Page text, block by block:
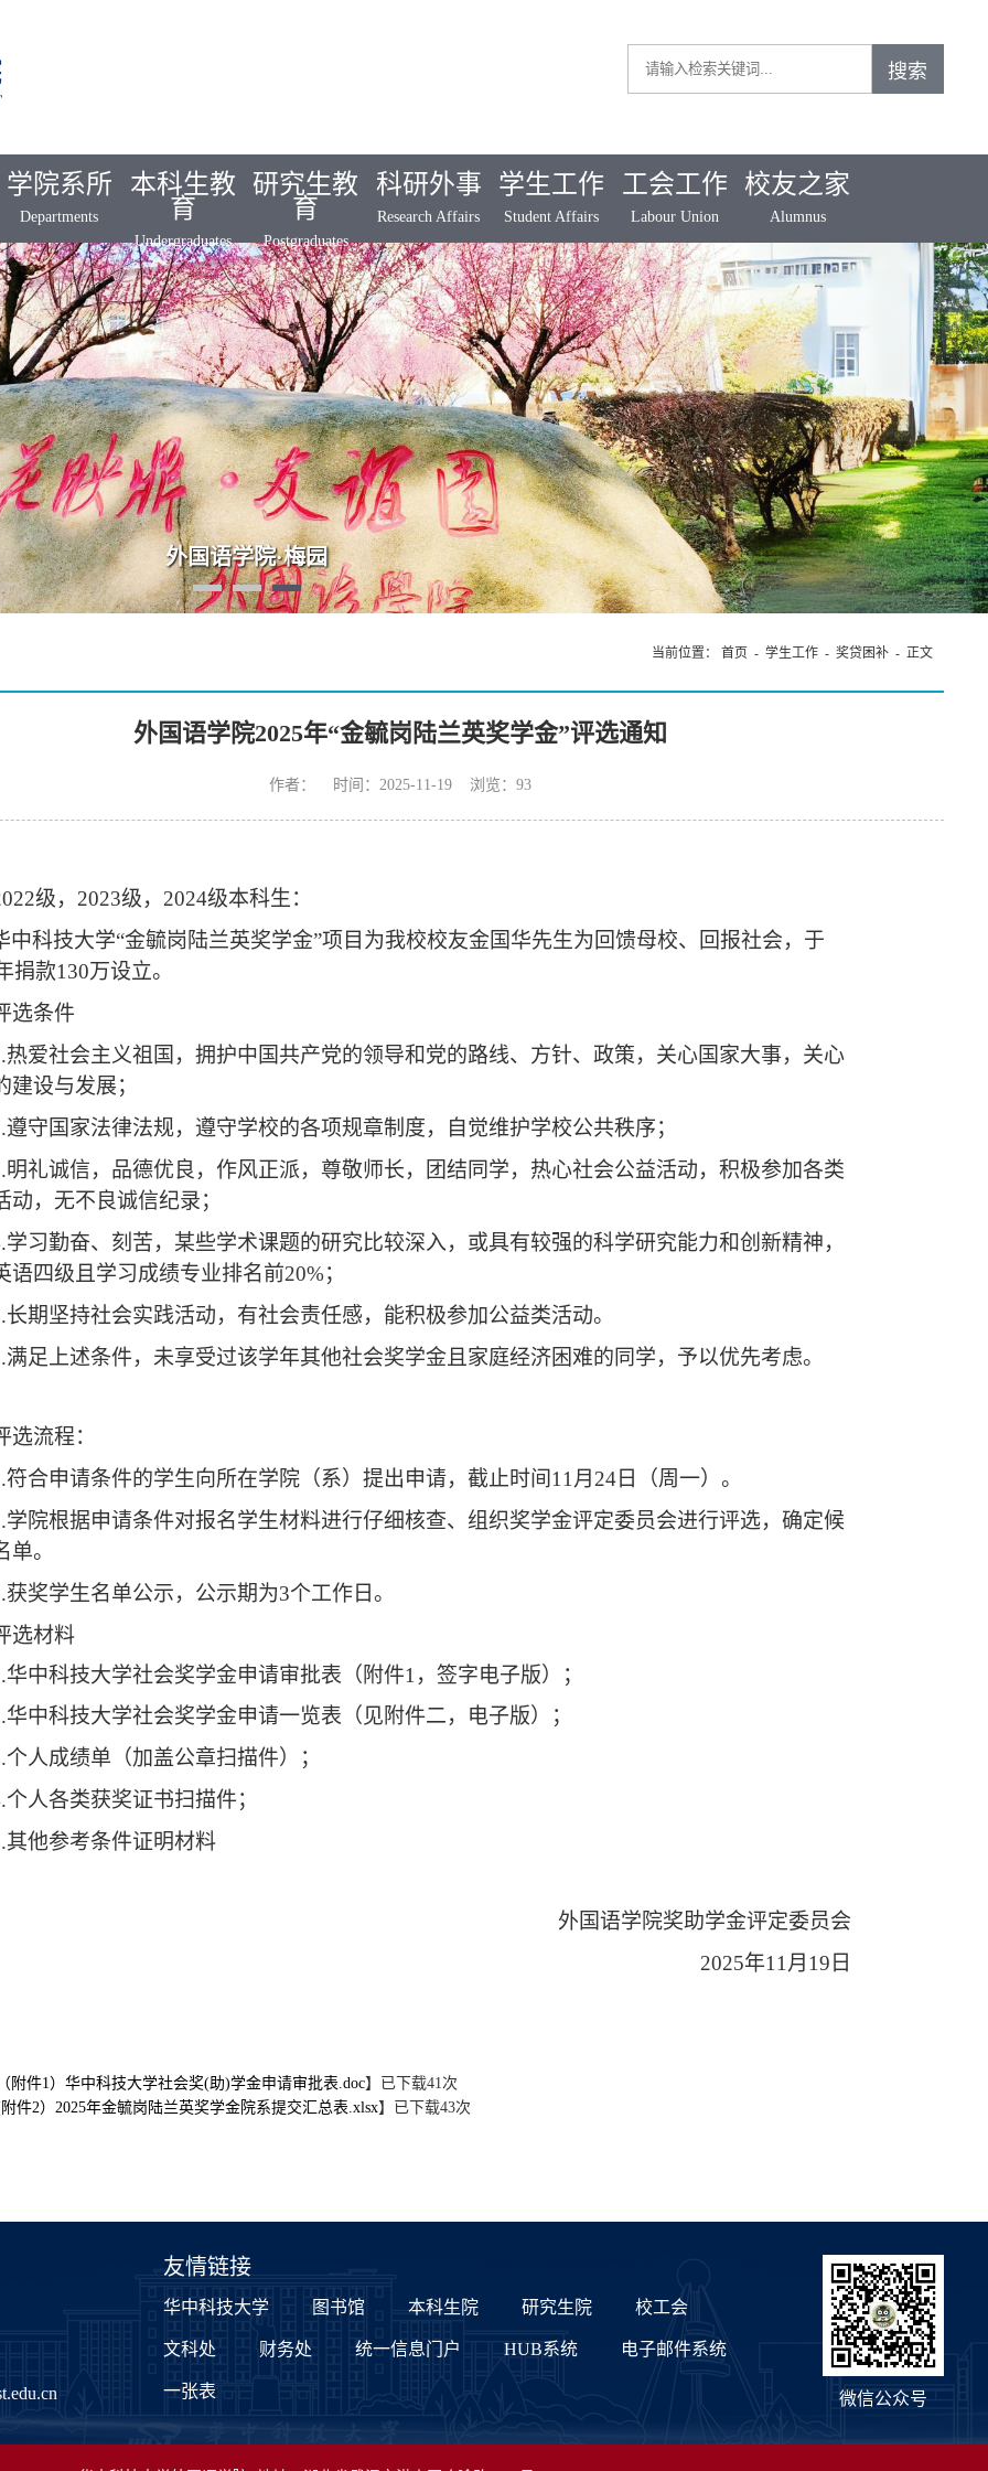
学院系所
Departments
本科生教
育
Undergraduates
研究生教
育
Postgraduates
科研外事
Research Affairs
学生工作
Student Affairs
工会工作
Labour Union
校友之家
Alumnus
“数智·语言·未来：AI时代外语学科发展高端论坛”在我院成功
当前位置： 首页 - 学生工作- 奖贷困补- 正文
外国语学院2025年“金毓岗陆兰英奖学金”评选通知
作者： 时间：2025-11-19 浏览： 93
级，2023级，2024级本科生：
中科技大学“金毓岗陆兰英奖学金”项目为我校校友金国华先生为回馈母校、回报社会，于
捐款130万设立。
选条件
热爱社会主义祖国，拥护中国共产党的领导和党的路线、方针、政策，关心国家大事，关心
建设与发展；
遵守国家法律法规，遵守学校的各项规章制度，自觉维护学校公共秩序；
明礼诚信，品德优良，作风正派，尊敬师长，团结同学，热心社会公益活动，积极参加各类
动，无不良诚信纪录；
学习勤奋、刻苦，某些学术课题的研究比较深入，或具有较强的科学研究能力和创新精神，
语四级且学习成绩专业排名前20%；
长期坚持社会实践活动，有社会责任感，能积极参加公益类活动。
满足上述条件，未享受过该学年其他社会奖学金且家庭经济困难的同学，予以优先考虑。
选流程：
符合申请条件的学生向所在学院（系）提出申请，截止时间11月24日（周一）。
学院根据申请条件对报名学生材料进行仔细核查、组织奖学金评定委员会进行评选，确定候
单。
获奖学生名单公示，公示期为3个工作日。
选材料
华中科技大学社会奖学金申请审批表（附件1，签字电子版）；
华中科技大学社会奖学金申请一览表（见附件二，电子版）；
个人成绩单（加盖公章扫描件）；
个人各类获奖证书扫描件；
其他参考条件证明材料
外国语学院奖助学金评定委员会
2025年11月19日
（附件1）华中科技大学社会奖(助)学金申请审批表.doc】已下载41 次
件2）2025年金毓岗陆兰英奖学金院系提交汇总表.xlsx】已下载43次
友情链接
华中科技大学 图书馆 本科生院 研究生院 校工会
文科处 财务处 统一信息门户 HUB系统 电子邮件系统
一张表 微信公众号